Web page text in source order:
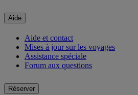
Aide
Aide et contact
Mises à jour sur les voyages
Assistance spéciale
Forum aux questions
Réserver